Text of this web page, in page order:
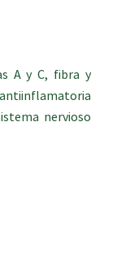
A y C, fibra y
nervioso